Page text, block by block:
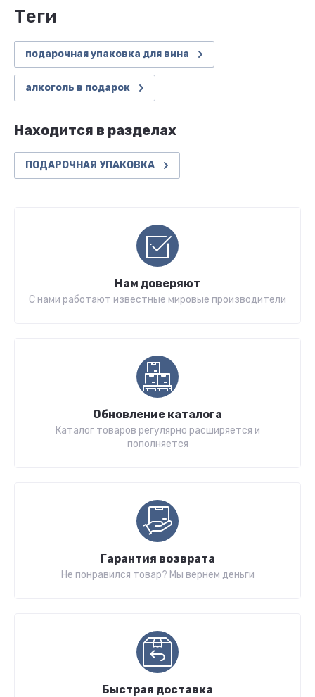
теги
подарочная упаковка для вина
алкоголь в подарок
Находится в разделах
ПОДАРОЧНАЯ УПАКОВКА
Нам доверяют
С нами работают известные мировые производители
Обновление каталога
Каталог товаров регулярно расширяется и
пополняется
Гарантия возврата
Не понравился товар? Мы вернем деньги
Быстрая доставка